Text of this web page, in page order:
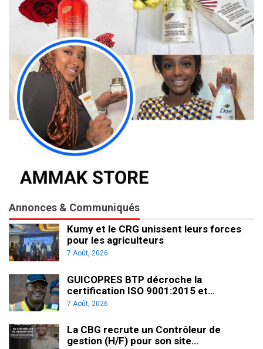
Annonces & Communiqués
Kumy et le CRG unissent leurs forces
pour les agriculteurs
7 Août, 2026
GUICOPRES BTP décroche la
certification ISO 9001:2015 et…
7 Août, 2026
La CBG recrute un Contrôleur de
gestion (H/F) pour son site…